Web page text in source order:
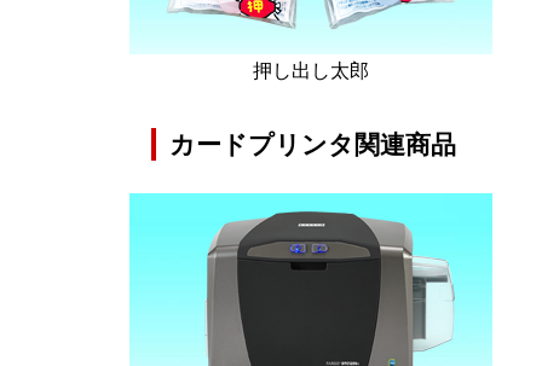
押し出し太郎
カードプリンタ関連商品